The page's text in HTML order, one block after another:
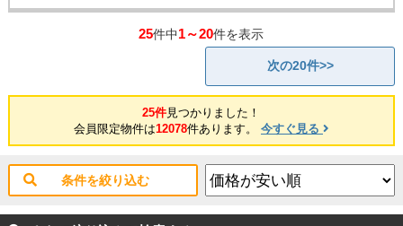
25件中1～20件を表示
次の20件>>
25件見つかりました！
会員限定物件は12078件あります。 今すぐ見る
条件を絞り込む